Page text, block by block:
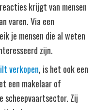
krijgt van mensen
varen. Via een
je mensen die al weten
zijn.
verkopen, is het ook een
een makelaar of
scheepvaartsector. Zij